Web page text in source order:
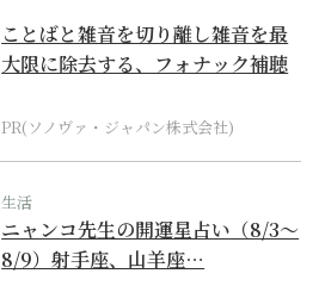
ことばと雑音を切り離し雑音を最
大限に除去する、フォナック補聴
PR(ソノヴァ・ジャパン株式会社)
生活
ニャンコ先生の開運星占い（8/3～
8/9）射手座、山羊座…